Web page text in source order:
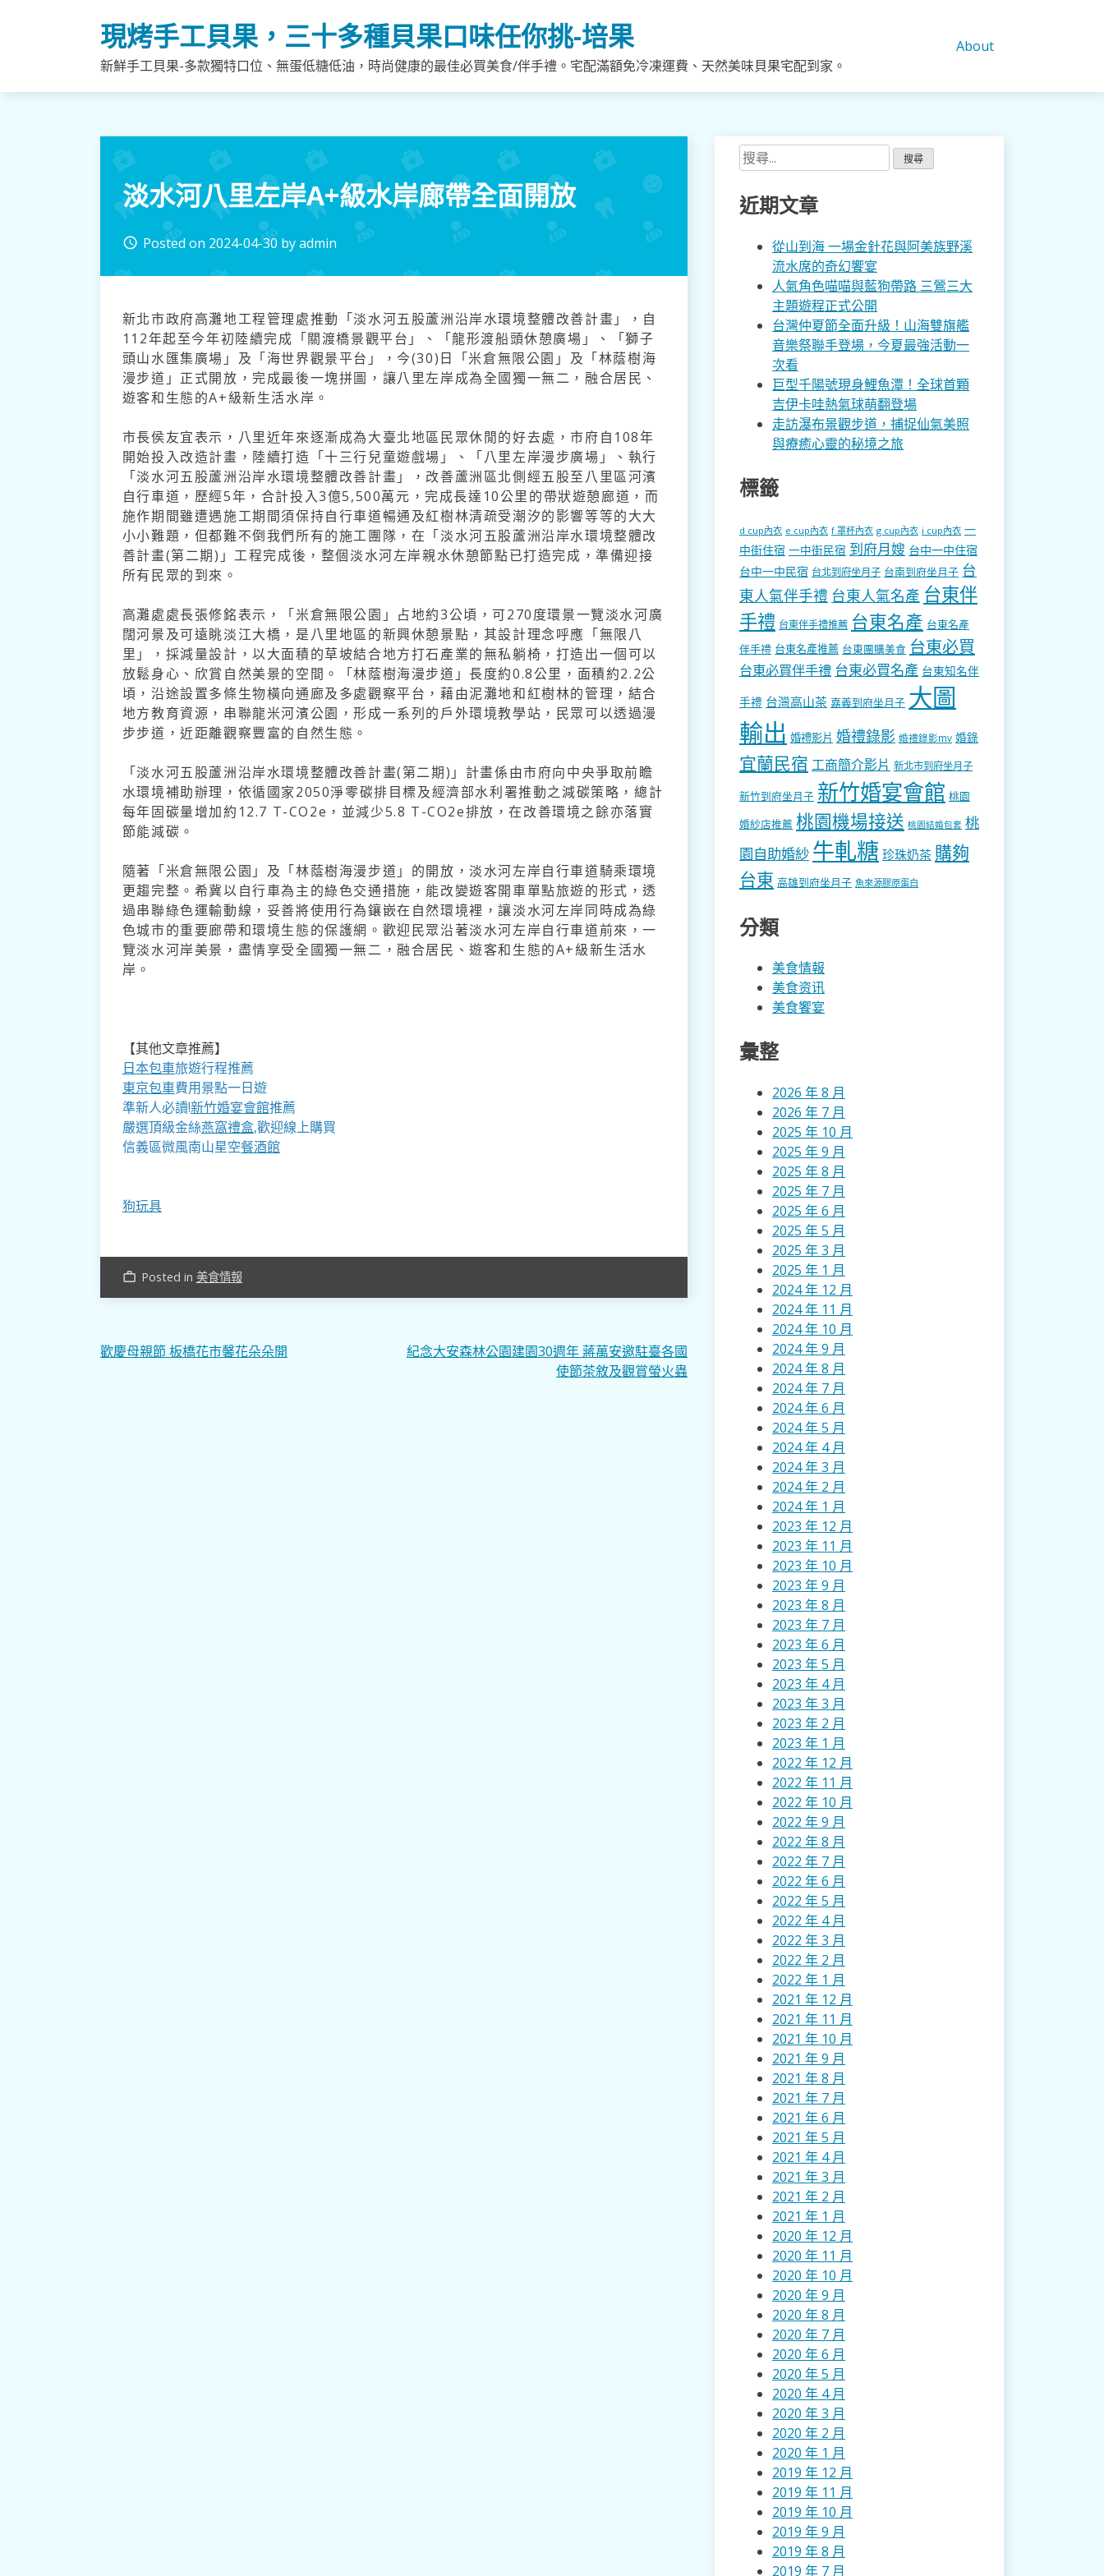
現烤手工貝果，三十多種貝果口味任你挑-培果
新鮮手工貝果-多款獨特口位、無蛋低糖低油，時尚健康的最佳必買美食/伴手禮。宅配滿額免冷凍運費、天然美味貝果宅配到家。
About
淡水河八里左岸A+級水岸廊帶全面開放
access_time Posted on 2024-04-30 byadmin
新北市政府高灘地工程管理處推動「淡水河五股蘆洲沿岸水環境整體改善計畫」，自
112年起至今年初陸續完成「關渡橋景觀平台」、「龍形渡船頭休憩廣場」、「獅子
頭山水匯集廣場」及「海世界觀景平台」，今(30)日「米倉無限公園」及「林蔭樹海
漫步道」正式開放，完成最後一塊拼圖，讓八里左岸成為全國獨一無二，融合居民、
遊客和生態的A+級新生活水岸。
市長侯友宜表示，八里近年來逐漸成為大臺北地區民眾休閒的好去處，市府自108年
開始投入改造計畫，陸續打造「十三行兒童遊戲場」、「八里左岸漫步廣場」、執行
「淡水河五股蘆洲沿岸水環境整體改善計畫」，改善蘆洲區北側經五股至八里區河濱
自行車道，歷經5年，合計投入3億5,500萬元，完成長達10公里的帶狀遊憩廊道，而
施作期間雖遭遇施工期間須保持自行車道暢通及紅樹林清疏受潮汐的影響等等的大大
小小難題，但都難不倒我們所有的施工團隊，在「淡水河五股蘆洲沿岸水環境整體改
善計畫(第二期)」工程完成後，整個淡水河左岸親水休憩節點已打造完成，準備迎接
所有民眾的到來。
高灘處處長張修銘表示，「米倉無限公園」占地約3公頃，可270度環景一覽淡水河廣
闊河景及可遠眺淡江大橋，是八里地區的新興休憩景點，其設計理念呼應「無限八
里」，採減量設計，以大面積的草坡結合地方打石產業的無私躺椅，打造出一個可以
放鬆身心、欣賞自然美景的空間。「林蔭樹海漫步道」長度約0.8公里，面積約2.2公
頃，沿途設置多條生物橫向通廊及多處觀察平台，藉由泥灘地和紅樹林的管理，結合
地方教育資源，串聯龍米河濱公園，形成一系列的戶外環境教學站，民眾可以透過漫
步步道，近距離觀察豐富的自然生態。
「淡水河五股蘆洲沿岸水環境整體改善計畫(第二期)」計畫係由市府向中央爭取前瞻
水環境補助辦理，依循國家2050淨零碳排目標及經濟部水利署推動之減碳策略，總計
每年固碳量增加約12.7 T-CO2e，並減少5.8 T-CO2e排放，在改善環境之餘亦落實
節能減碳。
隨著「米倉無限公園」及「林蔭樹海漫步道」的開放，淡水河左岸自行車道騎乘環境
更趨完整。希冀以自行車為主的綠色交通措施，能改變遊客開車單點旅遊的形式，透
過串聯綠色運輸動線，妥善將使用行為鑲嵌在自然環境裡，讓淡水河左岸同時成為綠
色城市的重要廊帶和環境生態的保護網。歡迎民眾沿著淡水河左岸自行車道前來，一
覽淡水河岸美景，盡情享受全國獨一無二，融合居民、遊客和生態的A+級新生活水
岸。
【其他文章推薦】
日本包車旅遊行程推薦
東京包車費用景點一日遊
準新人必讀!新竹婚宴會館推薦
嚴選頂級金絲燕窩禮盒,歡迎線上購買
信義區微風南山星空餐酒館
狗玩具
work_outline Posted in 美食情報
文
歡慶母親節 板橋花市馨花朵朵開
紀念大安森林公園建園30週年 蔣萬安邀駐臺各國
使節茶敘及觀賞螢火蟲
搜
尋
關
鍵
近期文章
從山到海 一場金針花與阿美族野溪
流水席的奇幻饗宴
人氣角色喵喵與藍狗帶路 三鶯三大
主題遊程正式公開
台灣仲夏節全面升級！山海雙旗艦
音樂祭聯手登場，今夏最強活動一
次看
巨型千陽號現身鯉魚潭！全球首顆
吉伊卡哇熱氣球萌翻登場
走訪瀑布景觀步道，捕捉仙氣美照
與療癒心靈的秘境之旅
標籤
d cup內衣 e cup內衣 f 罩杯內衣 g cup內衣 i cup內衣 一
中街住宿 一中街民宿 到府月嫂 台中一中住宿
台中一中民宿 台北到府坐月子 台南到府坐月子 台
東人氣伴手禮 台東人氣名產 台東伴
手禮 台東伴手禮推薦 台東名產 台東名產
伴手禮 台東名產推薦 台東團購美食 台東必買
台東必買伴手禮 台東必買名產 台東知名伴
手禮 台灣高山茶 嘉義到府坐月子 大圖
輸出 婚禮影片 婚禮錄影 婚禮錄影mv 婚錄
宜蘭民宿 工商簡介影片 新北市到府坐月子
新竹到府坐月子 新竹婚宴會館 桃園
婚紗店推薦 桃園機場接送 桃園結婚包套 桃
園自助婚紗 牛軋糖 珍珠奶茶 購夠
台東 高雄到府坐月子 魚來源膠原蛋白
分類
美食情報
美食资讯
美食饗宴
彙整
2026 年 8 月
2026 年 7 月
2025 年 10 月
2025 年 9 月
2025 年 8 月
2025 年 7 月
2025 年 6 月
2025 年 5 月
2025 年 3 月
2025 年 1 月
2024 年 12 月
2024 年 11 月
2024 年 10 月
2024 年 9 月
2024 年 8 月
2024 年 7 月
2024 年 6 月
2024 年 5 月
2024 年 4 月
2024 年 3 月
2024 年 2 月
2024 年 1 月
2023 年 12 月
2023 年 11 月
2023 年 10 月
2023 年 9 月
2023 年 8 月
2023 年 7 月
2023 年 6 月
2023 年 5 月
2023 年 4 月
2023 年 3 月
2023 年 2 月
2023 年 1 月
2022 年 12 月
2022 年 11 月
2022 年 10 月
2022 年 9 月
2022 年 8 月
2022 年 7 月
2022 年 6 月
2022 年 5 月
2022 年 4 月
2022 年 3 月
2022 年 2 月
2022 年 1 月
2021 年 12 月
2021 年 11 月
2021 年 10 月
2021 年 9 月
2021 年 8 月
2021 年 7 月
2021 年 6 月
2021 年 5 月
2021 年 4 月
2021 年 3 月
2021 年 2 月
2021 年 1 月
2020 年 12 月
2020 年 11 月
2020 年 10 月
2020 年 9 月
2020 年 8 月
2020 年 7 月
2020 年 6 月
2020 年 5 月
2020 年 4 月
2020 年 3 月
2020 年 2 月
2020 年 1 月
2019 年 12 月
2019 年 11 月
2019 年 10 月
2019 年 9 月
2019 年 8 月
2019 年 7 月